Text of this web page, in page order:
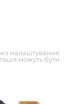
налаштування
можуть бути